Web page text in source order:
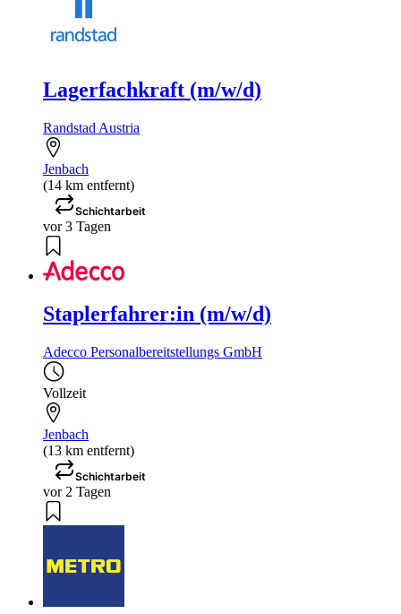
Lagerfachkraft (m/w/d)
Randstad Austria
Jenbach
(14 km entfernt)
Schichtarbeit
vor 3 Tagen
Staplerfahrer:in (m/w/d)
Adecco Personalbereitstellungs GmbH
Vollzeit
Jenbach
(13 km entfernt)
Schichtarbeit
vor 2 Tagen